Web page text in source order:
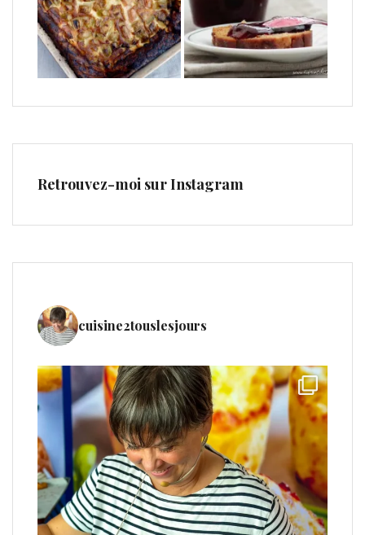
Retrouvez-moi sur Instagram
cuisine2touslesjours